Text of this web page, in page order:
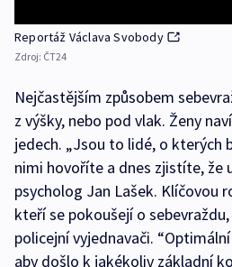
Reportáž Václava Svobody
Zdroj: ČT24
Nejčastějším způsobem
z výšky, nebo pod vlak. Ženy
jedech. „Jsou to lidé, o kterých
nimi hovoříte a dnes zjistíte, že
psycholog Jan Lašek. Klíčovou
kteří se pokoušejí o
policejní vyjednavači.
aby došlo k jakékoliv základní